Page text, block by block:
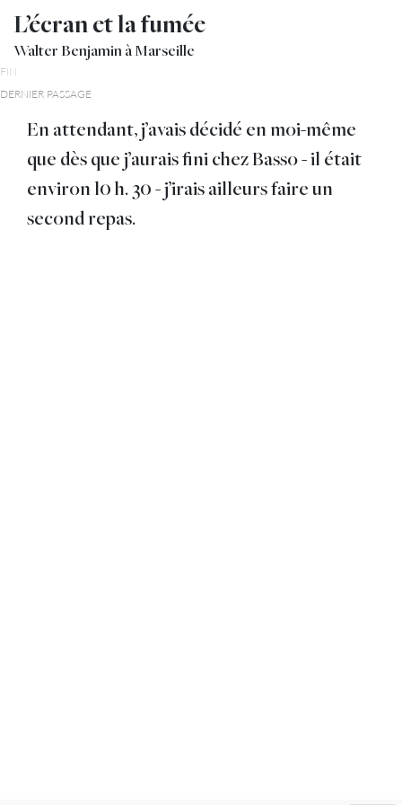
L’écran et la fumée
Walter Benjamin à Marseille
FIN
DERNIER PASSAGE
En attendant, j’avais décidé en moi-même
que dès que j’aurais fini chez Basso - il était
environ l0 h. 30 - j’irais ailleurs faire un
second repas.